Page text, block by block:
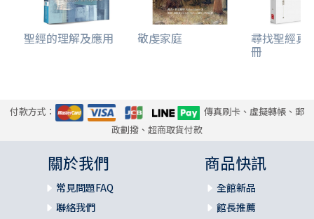
聖經的理解及應用 敬虔家庭 尋找聖經真
冊
付款方式：
傳真刷卡、虛擬轉帳、郵
政劃撥、超商取貨付款
關於我們
常見問題FAQ
聯絡我們
商品快訊
全館新品
館長推薦